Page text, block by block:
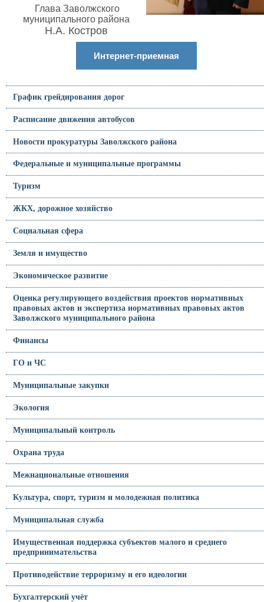
Глава Заволжского
муниципального района
Н.А. Костров
Интернет-приемная
График грейдирования дорог
Расписание движения автобусов
Новости прокуратуры Заволжского района
Федеральные и муниципальные программы
Туризм
ЖКХ, дорожное хозяйство
Социальная сфера
Земля и имущество
Экономическое развитие
Оценка регулирующего воздействия проектов нормативных
правовых актов и экспертиза нормативных правовых актов
Заволжского муниципального района
Финансы
ГО и ЧС
Муниципальные закупки
Экология
Муниципальный контроль
Охрана труда
Межнациональные отношения
Культура, спорт, туризм и молодежная политика
Муниципальная служба
Имущественная поддержка субъектов малого и среднего
предпринимательства
Противодействие терроризму и его идеологии
Бухгалтерский учёт